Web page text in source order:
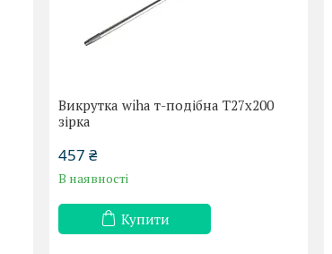
Викрутка wiha т-подібна Т27х200
зірка
457 ₴
В наявності
Купити